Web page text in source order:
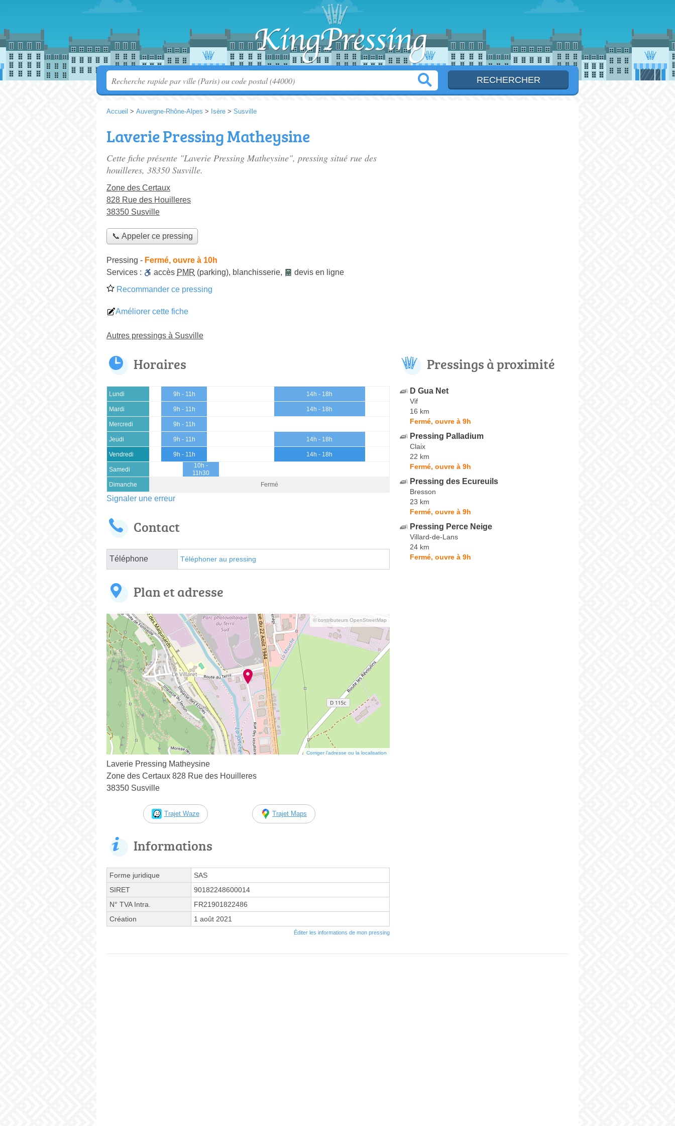
Accueil > Auvergne-Rhône-Alpes > Isère > Susville
Laverie Pressing Matheysine
Cette fiche présente "Laverie Pressing Matheysine", pressing situé rue des
houilleres, 38350 Susville.
Zone des Certaux
828 Rue des Houilleres
38350 Susville
📞 Appeler ce pressing
Pressing - Fermé, ouvre à 10h
Services :
accès PMR (parking), blanchisserie,
devis en ligne
Recommander ce pressing
Améliorer cette fiche
Autres pressings à Susville
Horaires
Lundi 9h - 11h 14h - 18h
Mardi 9h - 11h 14h - 18h
Mercredi 9h - 11h
Jeudi 9h - 11h 14h - 18h
Vendredi 9h - 11h 14h - 18h
Samedi
10h -
11h30
Dimanche
Fermé
Signaler une erreur
Contact
Téléphone Téléphoner au pressing
Plan et adresse
© contributeurs OpenStreetMap
Corriger l’adresse ou la localisation
Laverie Pressing Matheysine
Zone des Certaux 828 Rue des Houilleres
38350 Susville
Trajet Waze Trajet Maps
Informations
Forme juridique
SAS
SIRET
90182248600014
N° TVA Intra.
FR21901822486
Création
1 août 2021
Éditer les informations de mon pressing
Pressings à proximité
D Gua Net
Vif
16 km
Fermé, ouvre à 9h
Pressing Palladium
Claix
22 km
Fermé, ouvre à 9h
Pressing des Ecureuils
Bresson
23 km
Fermé, ouvre à 9h
Pressing Perce Neige
Villard-de-Lans
24 km
Fermé, ouvre à 9h